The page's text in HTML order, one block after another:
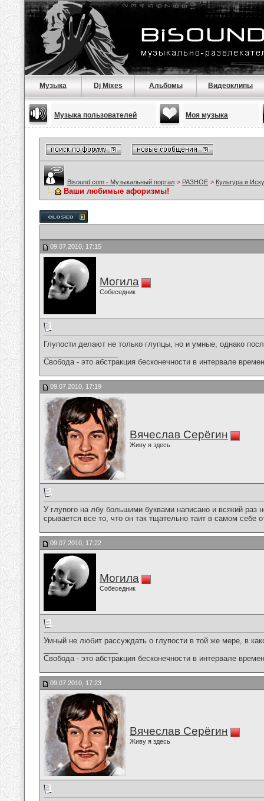
Музыка Dj Mixes Альбомы Видеоклипы
Музыка пользователей Моя музыка
Bisound.com - Музыкальный портал > РАЗНОЕ > Культура и
Ваши любимые афоризмы!
09.07.2010, 17:15
Могила
Собеседник
Глупости делают не только глупцы, но и умные, однако
Свобода - это абстракция бесконечности в интервале
09.07.2010, 17:19
Вячеслав Серёгин
Живу я здесь
У глупого на лбу большими буквами написано и всякий раз
срывается все то, что он так тщательно таит в самом себе
09.07.2010, 17:22
Могила
Собеседник
Умный не любит рассуждать о глупости в той же мере, в
Свобода - это абстракция бесконечности в интервале
09.07.2010, 17:23
Вячеслав Серёгин
Живу я здесь